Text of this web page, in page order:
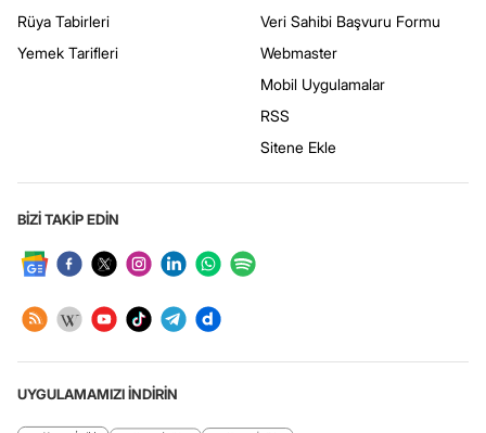
Rüya Tabirleri
Yemek Tarifleri
Veri Sahibi Başvuru Formu
Webmaster
Mobil Uygulamalar
RSS
Sitene Ekle
BİZİ TAKİP EDİN
UYGULAMAMIZI İNDİRİN